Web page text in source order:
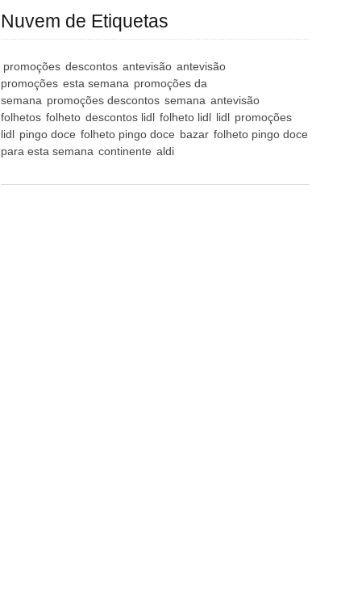
Nuvem de Etiquetas
promoções descontos antevisão antevisão
promoções esta semana promoções da
semana promoções descontos semana antevisão
folhetos folheto descontos lidl folheto lidl lidl promoções
lidl pingo doce folheto pingo doce bazar folheto pingo doce
para esta semana continente aldi